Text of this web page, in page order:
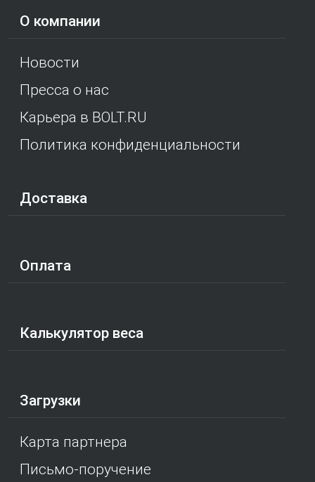
О компании
Новости
Пресса о нас
Карьера в BOLT.RU
Политика конфиденциальности
Доставка
Оплата
Калькулятор веса
Загрузки
Карта партнера
Письмо-поручение